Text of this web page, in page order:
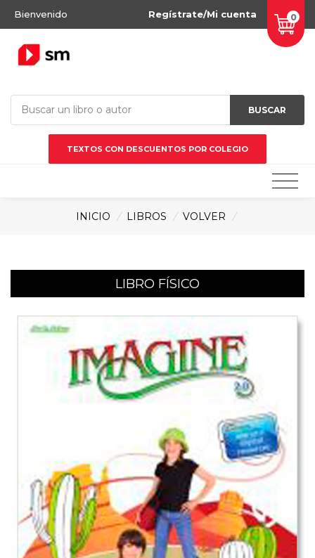
Bienvenido 0
Regístrate/Mi cuenta
BUSCAR
TEXTOS CON DESCUENTOS POR COLEGIO
INICIO / LIBROS / VOLVER /
LIBRO FÍSICO